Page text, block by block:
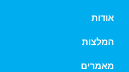
אודות
המלצות
מאמרים